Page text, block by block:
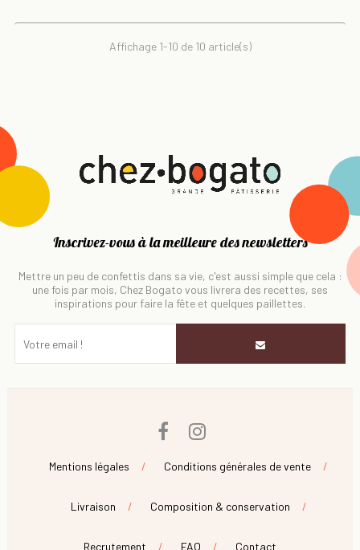
Affichage 1-10 de 10 article(s)
Inscrivez-vous à la meilleure des newsletters
Mettre un peu de confettis dans sa vie, c'est aussi simple que cela :
une fois par mois, Chez Bogato vous livrera des recettes, ses
inspirations pour faire la fête et quelques paillettes.
Facebook
Mentions légales Conditions générales de vente
Livraison Composition & conservation
Recrutement FAQ Contact